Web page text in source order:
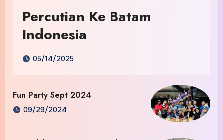
Percutian Ke Batam
Indonesia
05/14/2025
Fun Party Sept 2024
09/29/2024